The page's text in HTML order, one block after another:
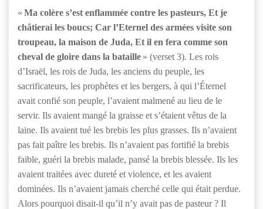
« Ma colère s’est enflammée contre les pasteurs, Et je
châtierai les boucs; Car l’Eternel des armées visite son
troupeau, la maison de Juda, Et il en fera comme son
cheval de gloire dans la bataille » (verset 3). Les rois
d’Israël, les rois de Juda, les anciens du peuple, les
sacrificateurs, les prophètes et les bergers, à qui l’Éternel
avait confié son peuple, l’avaient malmené au lieu de le
servir. Ils avaient mangé la graisse et s’étaient vêtus de la
laine. Ils avaient tué les brebis les plus grasses. Ils n’avaient
pas fait paître les brebis. Ils n’avaient pas fortifié la brebis
faible, guéri la brebis malade, pansé la brebis blessée. Ils les
avaient traitées avec dureté et violence, et les avaient
dominées. Ils n’avaient jamais cherché celle qui était perdue.
Alors pourquoi disait-il qu’il n’y avait pas de pasteur ? Il